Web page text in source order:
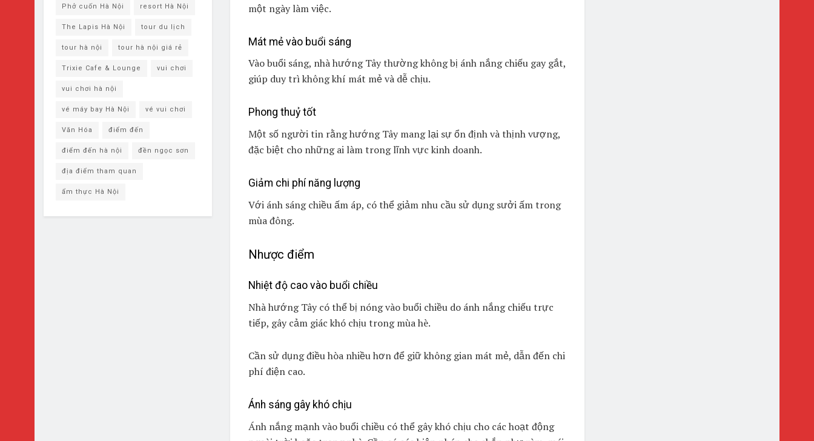
một ngày làm việc.
Mát mẻ vào buổi sáng
Vào buổi sáng, nhà hướng Tây thường không bị ánh nắng chiếu gay gắt,
giúp duy trì không khí mát mẻ và dễ chịu.
Phong thuỷ tốt
Một số người tin rằng hướng Tây mang lại sự ổn định và thịnh vượng,
đặc biệt cho những ai làm trong lĩnh vực kinh doanh.
Giảm chi phí năng lượng
Với ánh sáng chiều ấm áp, có thể giảm nhu cầu sử dụng sưởi ấm trong
mùa đông.
Nhược điểm
Nhiệt độ cao vào buổi chiều
Nhà hướng Tây có thể bị nóng vào buổi chiều do ánh nắng chiếu trực
tiếp, gây cảm giác khó chịu trong mùa hè.
Cần sử dụng điều hòa nhiều hơn để giữ không gian mát mẻ, dẫn đến chi
phí điện cao.
Ánh sáng gây khó chịu
Ánh nắng mạnh vào buổi chiều có thể gây khó chịu cho các hoạt động
Phở cuốn Hà Nội resort Hà Nội
The Lapis Hà Nội tour du lịch
tour hà nội tour hà nội giá rẻ
Trixie Cafe & Lounge vui chơi
vui chơi hà nội
vé máy bay Hà Nội vé vui chơi
Văn Hóa điểm đến
điểm đến hà nội đền ngọc sơn
địa điểm tham quan
ẩm thực Hà Nội